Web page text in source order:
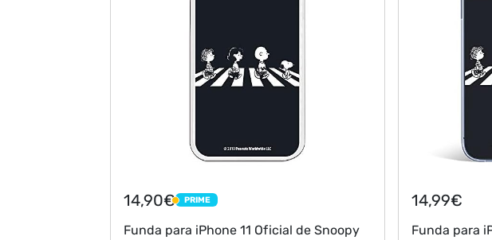
14,90€ PRIME
PRIME
Funda para iPhone 11 Oficial de Snoopy
14,99€
Funda para